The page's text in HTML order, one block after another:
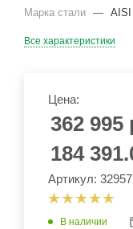
Марка стали — AISI
Все характеристики
Цена:
362 995
184
Артикул: 32957
В наличии